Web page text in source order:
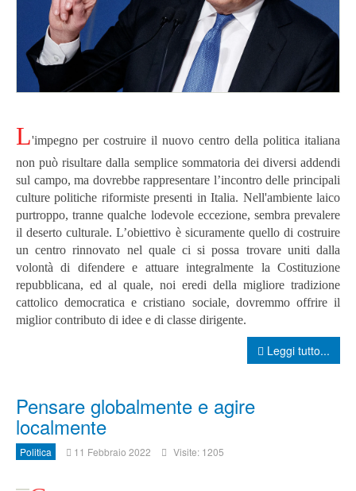
L'impegno per costruire il nuovo centro della politica italiana
non può risultare dalla semplice sommatoria dei diversi addendi
sul campo, ma dovrebbe rappresentare l’incontro delle principali
culture politiche riformiste presenti in Italia. Nell'ambiente laico
purtroppo, tranne qualche lodevole eccezione, sembra prevalere
il deserto culturale.L’obiettivo è sicuramente quello di costruire
un centro rinnovato nel quale ci si possa trovare uniti dalla
volontà di difendere e attuare integralmente la Costituzione
repubblicana, ed al quale, noi eredi della migliore tradizione
cattolico democratica e cristiano sociale, dovremmo offrire il
miglior contributo di idee e di classe dirigente.
Leggi tutto...
Pensare globalmente e agire
localmente
Politica 11 Febbraio 2022 Visite: 1205